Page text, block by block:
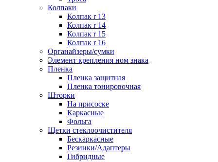
Колпаки
Колпак r 13
Колпак r 14
Колпак r 15
Колпак r 16
Органайзеры/сумки
Элемент крепления ном знака
Пленка
Пленка защитная
Пленка тонировочная
Шторки
На присоске
Каркасные
Фольга
Щетки стеклоочистителя
Бескаркасные
Резинки/Адаптеры
Гибридные